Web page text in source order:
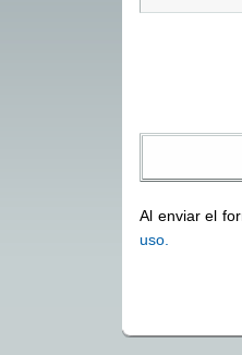
Al enviar el
uso.